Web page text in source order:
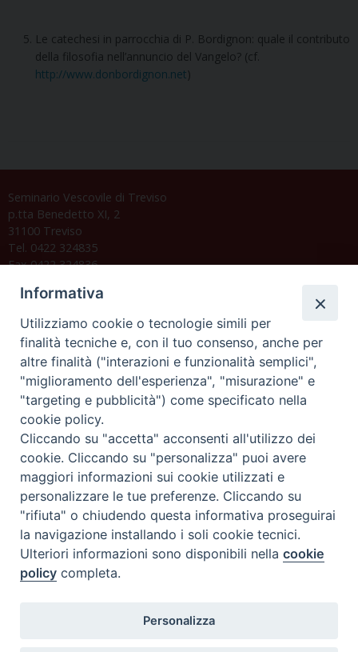
Le catechesi in parrocchia di P. Bordignon: quale il contributo
della filosofia nell’annuncio del Vangelo? (cf.
http://www.donbordignon.net)
Seminario Vescovile di Treviso
p.tta Benedetto XI, 2
31100 Treviso
Tel. 0422 324835
Fax 0422 324836
C.F. 94004060268
Orario di segreteria
Lunedì 17.30-19.30
Martedì 17.30-19.30
Mercoledì 17.30-19.30
Giovedì 17.30-19.30
Venerdì chiuso
Sabato 9.30-11.30
Privacy e sicurezza
Informativa
Utilizziamo cookie o tecnologie simili per
finalità tecniche e, con il tuo consenso, anche per
altre finalità ("interazioni e funzionalità semplici",
"miglioramento dell'esperienza", "misurazione" e
"targeting e pubblicità") come specificato nella
cookie policy.
Cliccando su "accetta" acconsenti all'utilizzo dei
cookie. Cliccando su "personalizza" puoi avere
maggiori informazioni sui cookie utilizzati e
personalizzare le tue preferenze. Cliccando su
"rifiuta" o chiudendo questa informativa proseguirai
la navigazione installando i soli cookie tecnici.
Ulteriori informazioni sono disponibili nellacookie
policy completa.
Personalizza